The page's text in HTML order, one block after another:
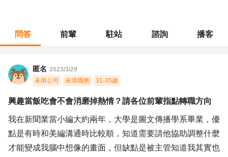
問答 前輩 駐站 諮詢 播客
匿名 2023/3/29
未填公司
未填職務 31-35歲
興趣當飯吃會不會消磨掉熱情？請各位前輩指點轉職方向
我在新聞業當小編大約兩年，大學是圖文傳播學系畢業，優
點是有時和美編溝通時比較順，知道需要請他協助調整什麼
才能變成我腦中想像的畫面，但缺點是被主管知道我其實也